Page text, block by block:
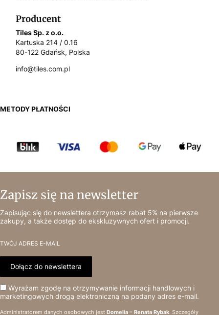
Producent
Tiles Sp. z o.o.
Kartuska 214 / 0.16
80-122 Gdańsk, Polska
info@tiles.com.pl
METODY PŁATNOŚCI
Zapisz się na newsletter
Zapisując się do newslettera otrzymasz rabat 5% na pierwsze
zakupy, a także dostęp do ekskluzywnych ofert i promocji.
TWÓJ ADRES E-MAIL
Dołącz do newslettera
Wyrażam zgodę na otrzymywanie informacji handlowych i
marketingowych drogą elektroniczną na podany adres e-mail.
Administratorem danych osobowych jest Domelia – Renata Rybak. Szczegóły